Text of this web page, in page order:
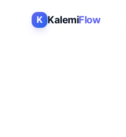
K KalemiFlow